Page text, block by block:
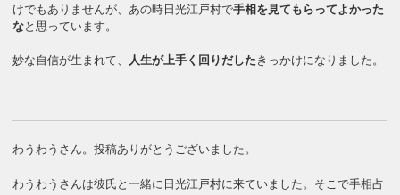
けでもありませんが、あの時日光江戸村で手相を見てもらってよかった
なと思っています。
妙な自信が生まれて、 人生が上手く回りだした きっかけになりました。
わうわうさん。投稿ありがとうございました。
わうわうさんは彼氏と一緒に日光江戸村に来ていました。そこで手相占